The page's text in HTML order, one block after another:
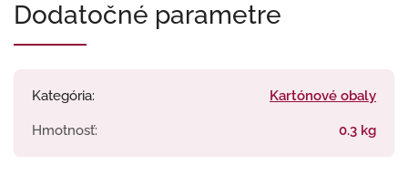
Dodatočné parametre
Kategória: Kartónové obaly
Hmotnosť: 0.3 kg